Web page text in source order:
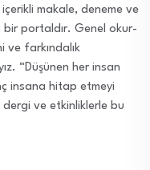
içerikli makale, deneme ve
bir portaldır. Genel okur-
ve farkındalık
“Düşünen her insan
insana hitap etmeyi
ve etkinliklerle bu